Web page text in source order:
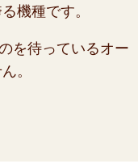
機種です。
を待っているオー
。